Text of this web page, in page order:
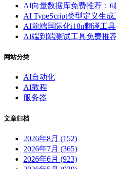
AI向量数据库免费推荐：
AI TypeScript类型定义生
AI前端国际化i18n翻译工
AI端到端测试工具免费推
网站分类
AI自动化
AI教程
服务器
文章归档
2026年8月 (152)
2026年7月 (365)
2026年6月 (923)